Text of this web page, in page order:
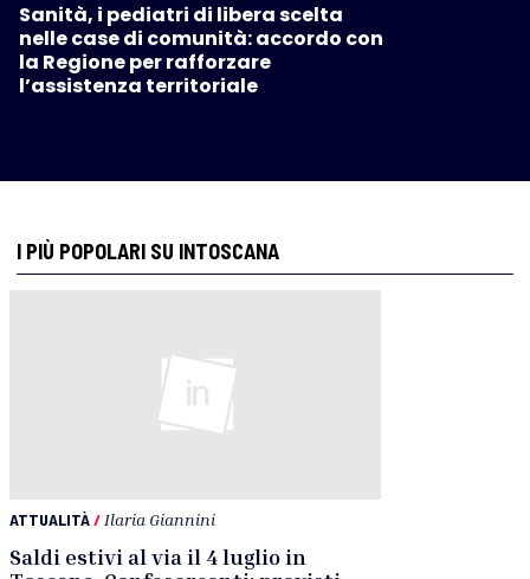
Sanità, i pediatri di libera scelta
nelle case di comunità: accordo con
la Regione per rafforzare
l’assistenza territoriale
I PIÙ POPOLARI SU INTOSCANA
ATTUALITÀ/ Ilaria Giannini
Saldi estivi al via il 4 luglio in